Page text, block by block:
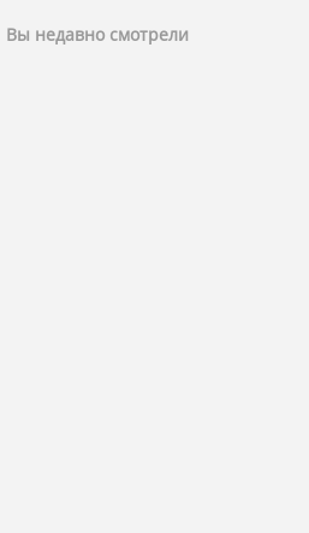
Вы недавно смотрели